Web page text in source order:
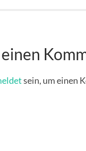
sein, um einen